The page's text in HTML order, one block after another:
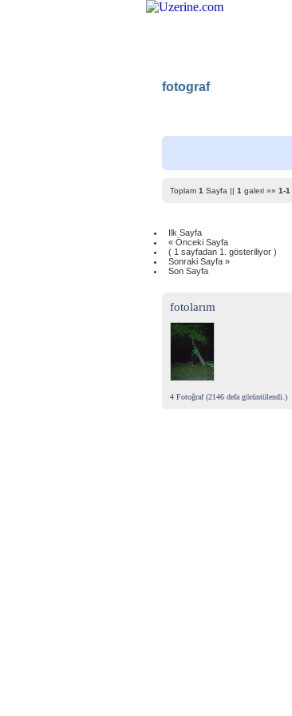
fotograf
Toplam 1 Sayfa || 1 galeri »» 1-1
Ilk Sayfa
« Önceki Sayfa
( 1 sayfadan 1. gösteriliyor )
Sonraki Sayfa »
Son Sayfa
fotolarım
4 Fotoğraf (2146 defa görüntülendi.)